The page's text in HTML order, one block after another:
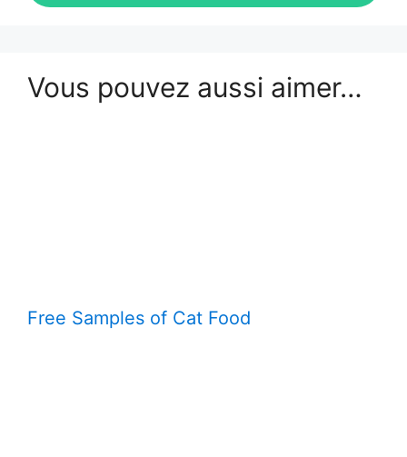
Vous pouvez aussi aimer…
Free Samples of Cat Food